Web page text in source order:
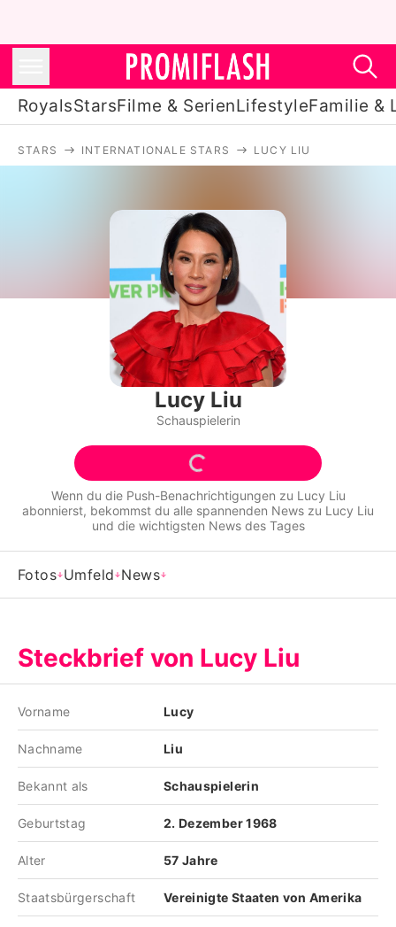
RoyalsStarsFilme & SerienLifestyleFamilie &
Filme & Serien
Lifestyle
Familie & Liebe
Promiflash Exklusiv
Alle Themen auf Promiflash
Jobs
App runterladen
Team
Impressum
Nutzungsbedingungen
Utiq verwalten
STARS INTERNATIONALE STARS LUCY LIU
Lucy Liu
Schauspielerin
Wenn du die Push-Benachrichtigungen zu Lucy Liu
abonnierst, bekommst du alle spannenden News zu Lucy Liu
und die wichtigsten News des Tages
Fotos Umfeld News
Steckbrief von Lucy Liu
Vorname Lucy
Nachname Liu
Bekannt als Schauspielerin
Geburtstag 2. Dezember 1968
Alter 57 Jahre
Staatsbürgerschaft Vereinigte Staaten von Amerika